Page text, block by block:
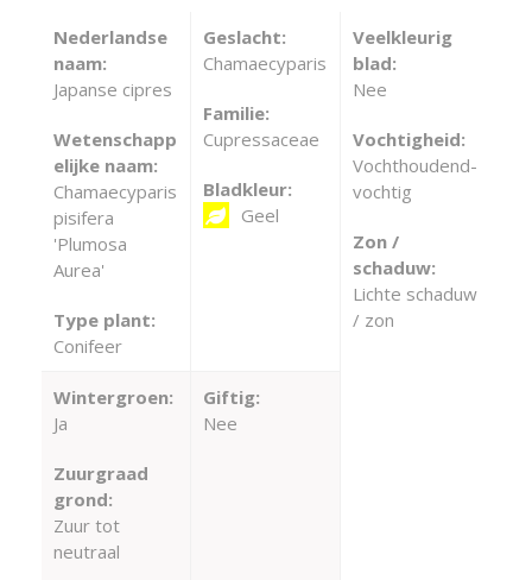
Nederlandse
naam:
Japanse cipres
Wetenschapp
elijke naam:
Chamaecyparis
pisifera
'Plumosa
Aurea'
Type plant:
Conifeer
Geslacht:
Chamaecyparis
Familie:
Cupressaceae
Bladkleur:
Geel
Veelkleurig
blad:
Nee
Vochtigheid:
Vochthoudend-
vochtig
Zon /
schaduw:
Lichte schaduw
/ zon
Wintergroen:
Ja
Zuurgraad
grond:
Zuur tot
neutraal
Giftig:
Nee